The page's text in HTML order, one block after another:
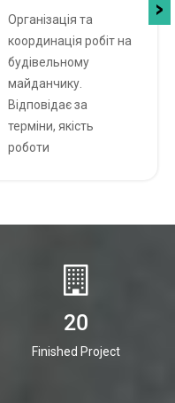
Організація та
координація робіт на
будівельному
майданчику.
Відповідає за
терміни, якість
роботи
20
Finished Project